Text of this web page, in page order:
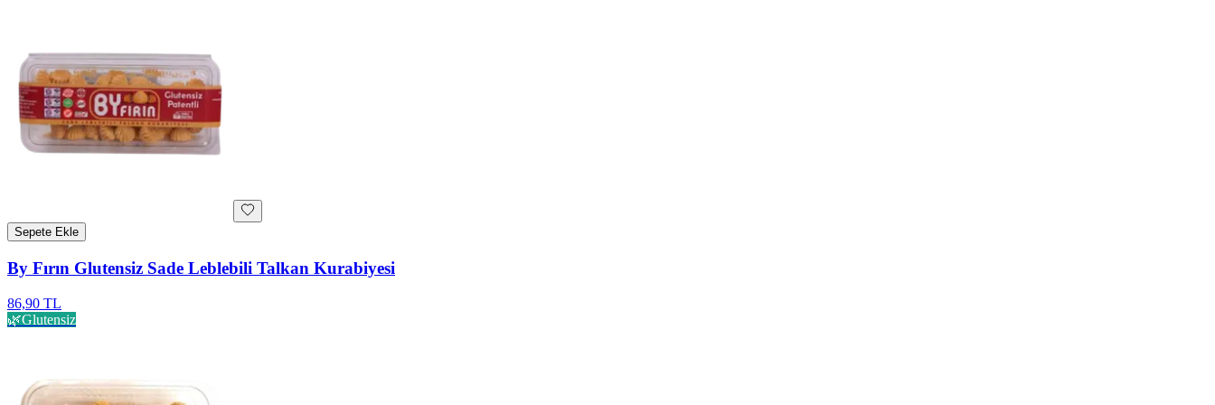
Sepete Ekle
By Fırın Glutensiz Sade Leblebili Talkan Kurabiyesi
86,90 TL
🌿Glutensiz